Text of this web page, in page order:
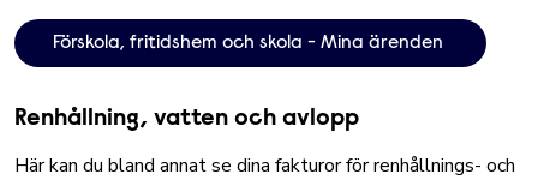
Förskola, fritidshem och skola - Mina ärenden
Renhållning, vatten och avlopp
Här kan du bland annat se dina fakturor för renhållnings- och